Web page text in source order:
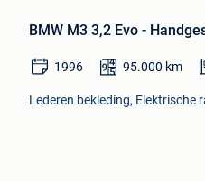
BMW M3 3,2 Evo -
1996 95.000 km
Lederen bekleding, Elektrische